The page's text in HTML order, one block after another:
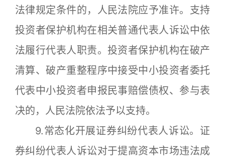
法律规定条件的，人民法院应予准许。支持
投资者保护机构在相关普通代表人诉讼中依
法履行代表人职责。投资者保护机构在破产
清算、破产重整程序中接受中小投资者委托
代表中小投资者申报民事赔偿债权、参与表
决的，人民法院依法予以支持。
9.常态化开展证券纠纷代表人诉讼。证
券纠纷代表人诉讼对于提高资本市场违法成